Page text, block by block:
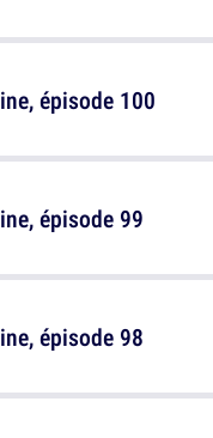
épisode 100
épisode 98
épisode 99